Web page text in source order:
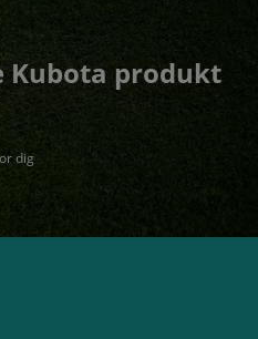
Kubota produkt
dig